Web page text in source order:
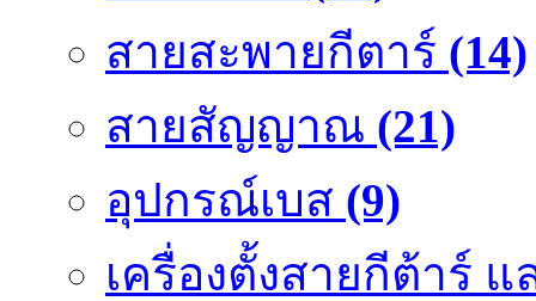
สายสะพายกีตาร์ (14)
สายสัญญาณ (21)
อุปกรณ์เบส (9)
เครื่องตั้งสายกีต้าร์ แ